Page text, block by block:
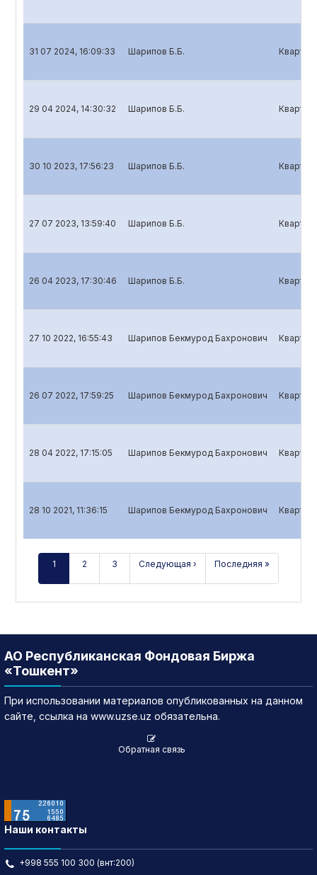
31 07 2024, 16:09:33 Шарипов Б.Б.
29 04 2024, 14:30:32 Шарипов Б.Б.
30 10 2023, 17:56:23 Шарипов Б.Б.
27 07 2023, 13:59:40 Шарипов Б.Б.
26 04 2023, 17:30:46 Шарипов Б.Б.
27 10 2022, 16:55:43 Шарипов Бекмурод Бахронович
26 07 2022, 17:59:25 Шарипов Бекмурод Бахронович
28 04 2022, 17:15:05 Шарипов Бекмурод Бахронович
28 10 2021, 11:36:15 Шарипов Бекмурод Бахронович
1 2 3 Следующая › Последняя »
АО Республиканская Фондовая Биржа
«Тошкент»
При использовании материалов опубликованных на данном
сайте, ссылка на www.uzse.uz обязательна.
Обратная связь
Наши контакты
+998 555 100 300 (внт:200)